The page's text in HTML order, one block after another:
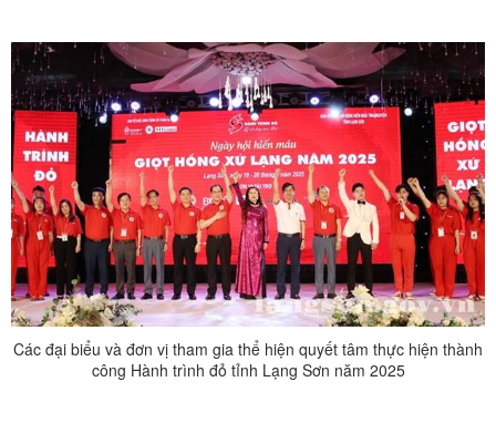
Các đại biểu và đơn vị tham gia thể hiện quyết tâm thực hiện thành
công Hành trình đỏ tỉnh Lạng Sơn năm 2025